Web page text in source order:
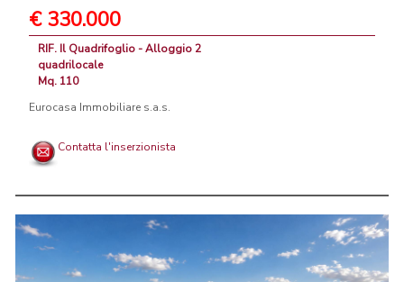
€ 330.000
RIF. Il Quadrifoglio - Alloggio 2
quadrilocale
Mq. 110
Eurocasa Immobiliare s.a.s.
Contatta l'inserzionista